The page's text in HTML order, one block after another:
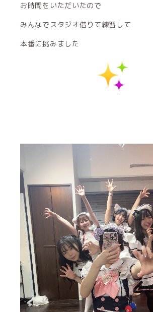
お時間をいただいたので
みんなでスタジオ借りて練習して
本番に挑みました